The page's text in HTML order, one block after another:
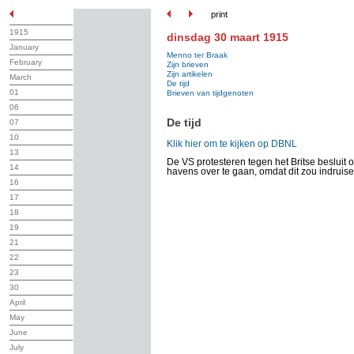
print
1915
January
February
March
01
06
07
10
13
14
16
17
18
19
21
22
23
30
April
May
June
July
dinsdag 30 maart 1915
Menno ter Braak
Zijn brieven
Zijn artikelen
De tijd
Brieven van tijdgenoten
De tijd
Klik hier om te kijken op DBNL
De VS protesteren tegen het Britse besluit
havens over te gaan, omdat dit zou